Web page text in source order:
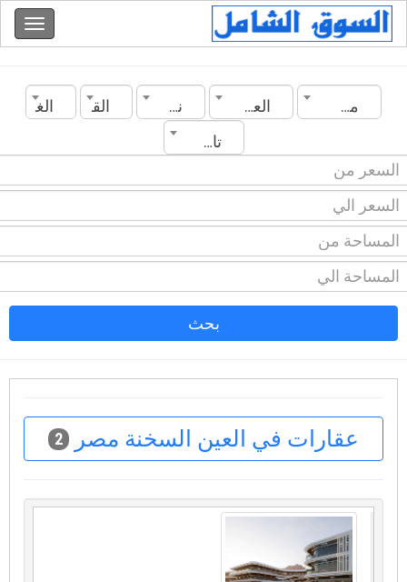
مصر العين السخنة نوع العقار القسم
الغرف
تاريخ الانشاء
بحث
عقارات في العين السخنة مصر 2